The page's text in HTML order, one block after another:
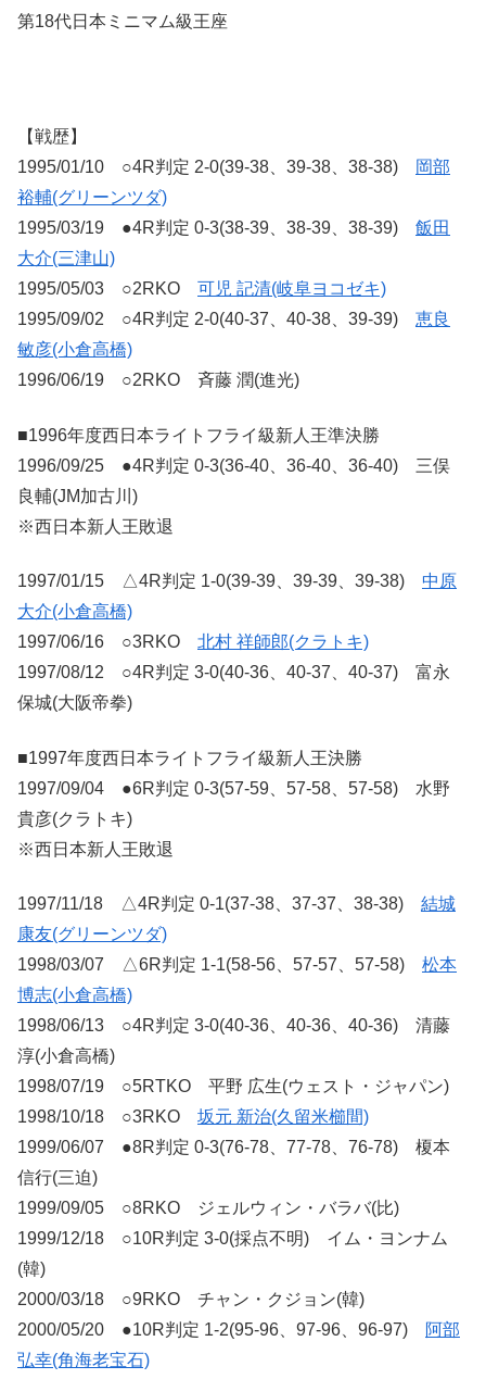
第18代日本ミニマム級王座
【戦歴】
1995/01/10 ○4R判定 2-0(39-38、39-38、38-38)
岡部
裕輔(グリーンツダ)
1995/03/19 ●4R判定 0-3(38-39、38-39、38-39) 飯田
大介(三津山)
1995/05/03 ○2RKO 可児 記清(岐阜ヨコゼキ)
1995/09/02 ○4R判定 2-0(40-37、40-38、39-39) 恵良
敏彦(小倉高橋)
1996/06/19 ○2RKO 斉藤 潤(進光)
■1996年度西日本ライトフライ級新人王準決勝
1996/09/25 ●4R判定 0-3(36-40、36-40、36-40) 三俣
良輔(JM加古川)
※西日本新人王敗退
1997/01/15 △4R判定 1-0(39-39、39-39、39-38) 中原
大介(小倉高橋)
1997/06/16 ○3RKO 北村 祥師郎(クラトキ)
1997/08/12 ○4R判定 3-0(40-36、40-37、40-37) 富永
保城(大阪帝拳)
■1997年度西日本ライトフライ級新人王決勝
1997/09/04 ●6R判定 0-3(57-59、57-58、57-58) 水野
貴彦(クラトキ)
※西日本新人王敗退
1997/11/18 △4R判定 0-1(37-38、37-37、38-38) 結城
康友(グリーンツダ)
1998/03/07 △6R判定 1-1(58-56、57-57、57-58) 松本
博志(小倉高橋)
1998/06/13 ○4R判定 3-0(40-36、40-36、40-36) 清藤
淳(小倉高橋)
1998/07/19 ○5RTKO 平野 広生(ウェスト・ジャパン)
1998/10/18 ○3RKO 坂元 新治(久留米櫛間)
1999/06/07 ●8R判定 0-3(76-78、77-78、76-78) 榎本
信行(三迫)
1999/09/05 ○8RKO ジェルウィン・バラバ(比)
1999/12/18 ○10R判定 3-0(採点不明) イム・ヨンナム
(韓)
2000/03/18 ○9RKO チャン・クジョン(韓)
2000/05/20 ●10R判定 1-2(95-96、97-96、96-97)
阿部
弘幸(角海老宝石)